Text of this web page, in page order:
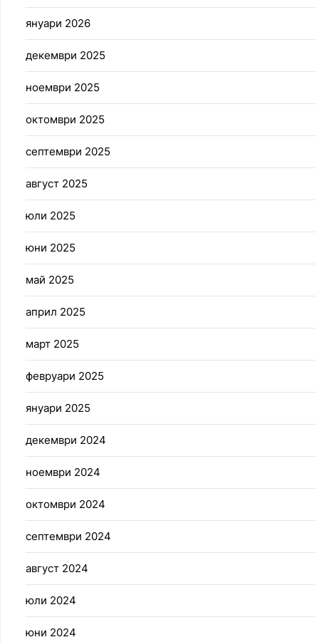
януари 2026
декември 2025
ноември 2025
октомври 2025
септември 2025
август 2025
юли 2025
юни 2025
май 2025
април 2025
март 2025
февруари 2025
януари 2025
декември 2024
ноември 2024
октомври 2024
септември 2024
август 2024
юли 2024
юни 2024